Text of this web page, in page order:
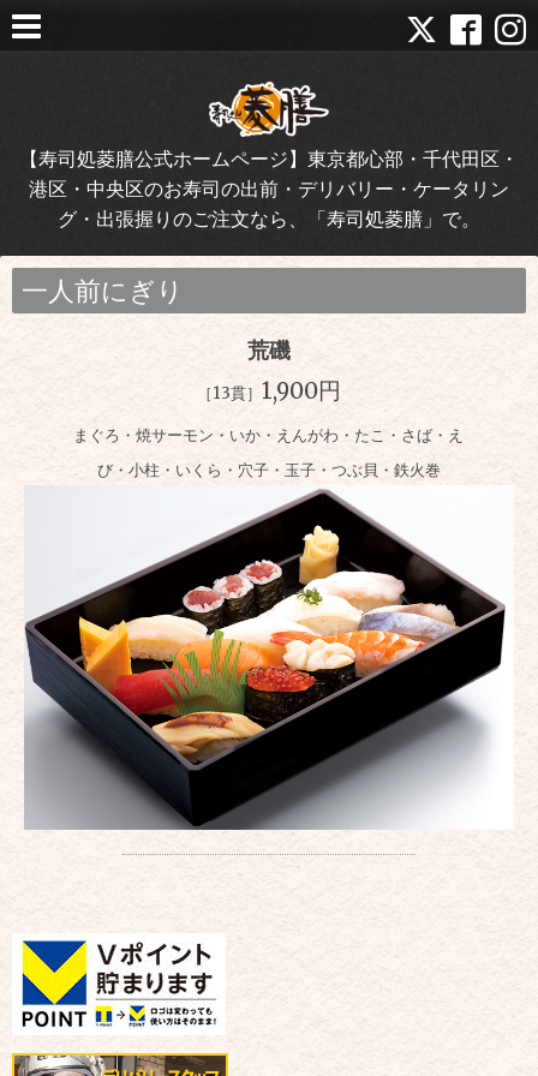
【寿司処菱膳公式ホームページ】東京都心部・千代田区・
港区・中央区のお寿司の出前・デリバリー・ケータリン
グ・出張握りのご注文なら、「寿司処菱膳」で。
一人前にぎり
荒磯
［13貫］ 1,900円
まぐろ・焼サーモン・いか・えんがわ・たこ・さば・え
び・小柱・いくら・穴子・玉子・つぶ貝・鉄火巻